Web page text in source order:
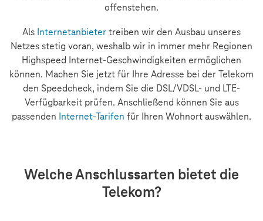
offenstehen.
Als Internetanbietertreiben wir den Ausbau unseres
Netzes stetig voran, weshalb wir in immer mehr Regionen
Highspeed Internet-Geschwindigkeiten ermöglichen
können. Machen Sie jetzt für Ihre Adresse bei der Telekom
den Speedcheck, indem Sie die DSL/VDSL- und LTE-
Verfügbarkeit prüfen. Anschließend können Sie aus
passenden Internet-Tarifen für Ihren Wohnort auswählen.
Welche Anschlussarten bietet die
Telekom?